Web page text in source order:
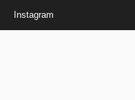
Instagram